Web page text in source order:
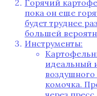
Горячий
пока он еще
будет труднее
большей
Инструменты:
идеальный
комочка.